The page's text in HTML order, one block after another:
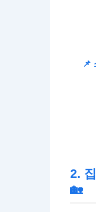
📌
2.
🏡